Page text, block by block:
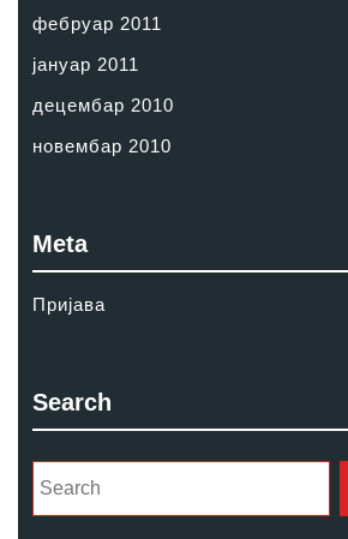
фебруар 2011
јануар 2011
децембар 2010
новембар 2010
Meta
Пријава
Search
for: